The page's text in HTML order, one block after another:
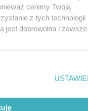
cenimy Twoją
z tych technologii
jest dobrowolna i zawsze
Preferencje będą